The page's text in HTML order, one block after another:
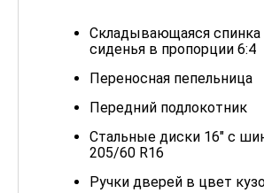
Складывающаяся спинка
сиденья в пропорции 6:4
Переносная пепельница
Передний подлокотник
Стальные диски 16" с
205/60 R16
Ручки дверей в цвет